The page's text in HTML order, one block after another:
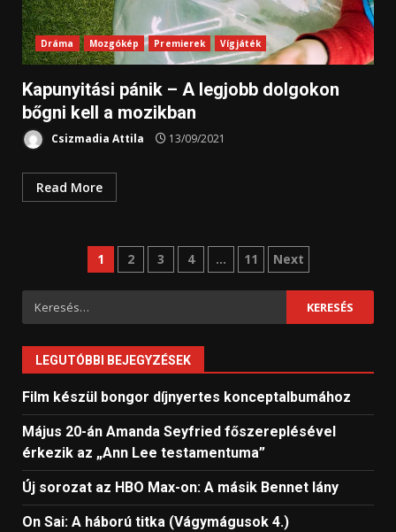
Dráma Mozgókép Premierek Vígjáték
Kapunyitási pánik – A legjobb dolgokon
bőgni kell a mozikban
Csizmadia Attila 13/09/2021
Read More
Bejegyzések
lapozása
1 2 3 4 … 11 Next
Keresés:
LEGUTÓBBI BEJEGYZÉSEK
Film készül bongor díjnyertes konceptalbumához
Május 20-án Amanda Seyfried főszereplésével
érkezik az „Ann Lee testamentuma”
Új sorozat az HBO Max-on: A másik Bennet lány
On Sai: A ​háború titka (Vágymágusok 4.)